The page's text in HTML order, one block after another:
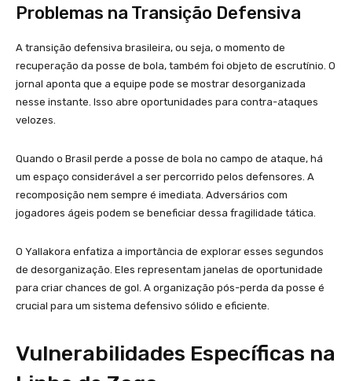
Problemas na Transição Defensiva
A transição defensiva brasileira, ou seja, o momento de
recuperação da posse de bola, também foi objeto de escrutínio. O
jornal aponta que a equipe pode se mostrar desorganizada
nesse instante. Isso abre oportunidades para contra-ataques
velozes.
Quando o Brasil perde a posse de bola no campo de ataque, há
um espaço considerável a ser percorrido pelos defensores. A
recomposição nem sempre é imediata. Adversários com
jogadores ágeis podem se beneficiar dessa fragilidade tática.
O Yallakora enfatiza a importância de explorar esses segundos
de desorganização. Eles representam janelas de oportunidade
para criar chances de gol. A organização pós-perda da posse é
crucial para um sistema defensivo sólido e eficiente.
Vulnerabilidades Específicas na